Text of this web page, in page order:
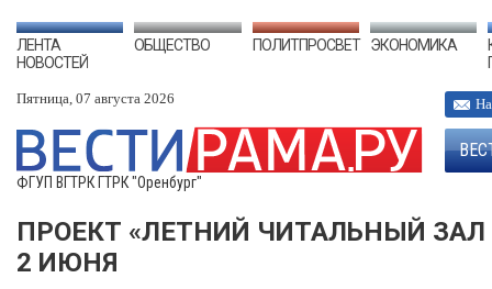
ЛЕНТА
НОВОСТЕЙ
ОБЩЕСТВО ПОЛИТПРОСВЕТ ЭКОНОМИКА
Пятница, 07 августа 2026
ФГУП ВГТРК ГТРК "Оренбург"
ПРОЕКТ «ЛЕТНИЙ ЧИТАЛЬНЫЙ ЗАЛ
2 ИЮНЯ